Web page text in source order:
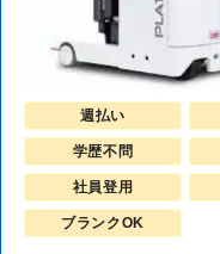
週払い
学歴不問
社員登用
ブランクOK